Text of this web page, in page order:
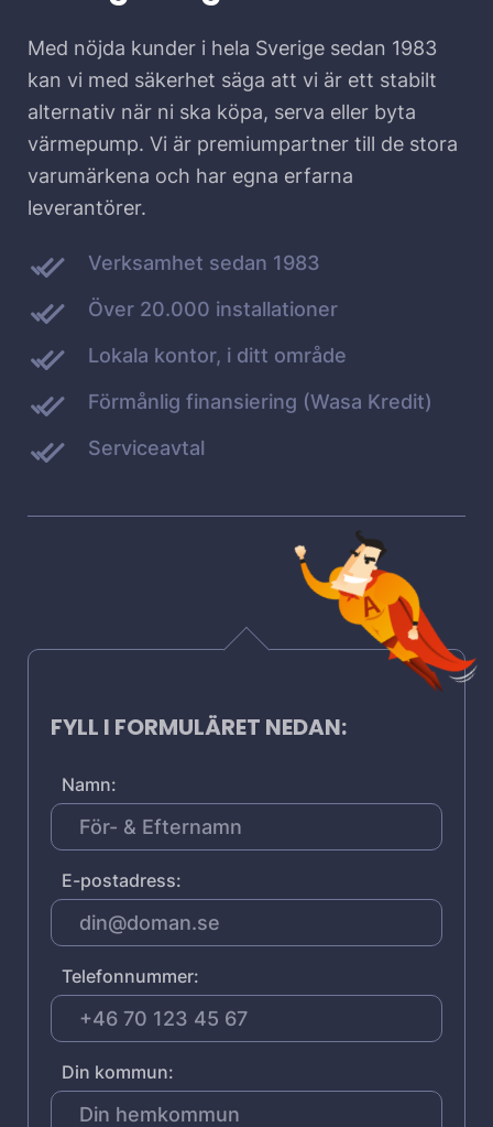
Med nöjda kunder i hela Sverige sedan 1983
kan vi med säkerhet säga att vi är ett stabilt
alternativ när ni ska köpa, serva eller byta
värmepump. Vi är premiumpartner till de stora
varumärkena och har egna erfarna
leverantörer.
Verksamhet sedan 1983
Över 20.000 installationer
Lokala kontor, i ditt område
Förmånlig finansiering (Wasa Kredit)
Serviceavtal
FYLL I FORMULÄRET NEDAN:
Namn:
E-postadress:
Telefonnummer:
Din kommun: